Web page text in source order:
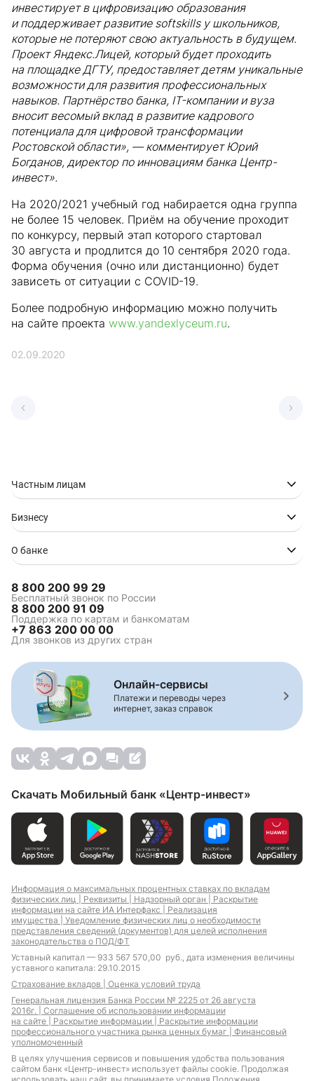
инвестирует в цифровизацию образования
и поддерживает развитие softskills у школьников,
которые не потеряют свою актуальность в будущем.
Проект Яндекс.Лицей, который будет проходить
на площадке ДГТУ, предоставляет детям уникальные
возможности для развития профессиональных
навыков. Партнёрство банка, IT-компании и вуза
вносит весомый вклад в развитие кадрового
потенциала для цифровой трансформации
Ростовской области», — комментирует Юрий
Богданов, директор по инновациям банка Центр-
инвест».
На 2020/2021 учебный год набирается одна группа
не более 15 человек. Приём на обучение проходит
по конкурсу, первый этап которого стартовал
30 августа и продлится до 10 сентября 2020 года.
Форма обучения (очно или дистанционно) будет
зависеть от ситуации с COVID-19.
Более подробную информацию можно получить
на сайте проекта www.yandexlyceum.ru.
02.09.2020
Частным лицам
Бизнесу
О банке
8 800 200 99 29
Бесплатный звонок по России
8 800 200 91 09
Поддержка по картам и банкоматам
+7 863 200 00 00
Для звонков из других стран
Онлайн-сервисы
Платежи и переводы через
интернет, заказ справок
Скачать Мобильный банк «Центр-инвест»
Информация о максимальных процентных ставках по вкладам
физических лиц | Реквизиты | Надзорный орган | Раскрытие
информации на сайте ИА Интерфакс | Реализация
имущества | Уведомление физических лиц о необходимости
представления сведений (документов) для целей исполнения
законодательства о ПОД/ФТ
Уставный капитал — 933 567 570,00 руб., дата изменения величины
уставного капитала: 29.10.2015
Страхование вкладов | Оценка условий труда
Генеральная лицензия Банка России № 2225 от 26 августа
2016г. | Соглашение об использовании информации
на сайте | Раскрытие информации | Раскрытие информации
профессионального участника рынка ценных бумаг | Финансовый
уполномоченный
В целях улучшения сервисов и повышения удобства пользования
сайтом банк «Центр-инвест» использует файлы cookie. Продолжая